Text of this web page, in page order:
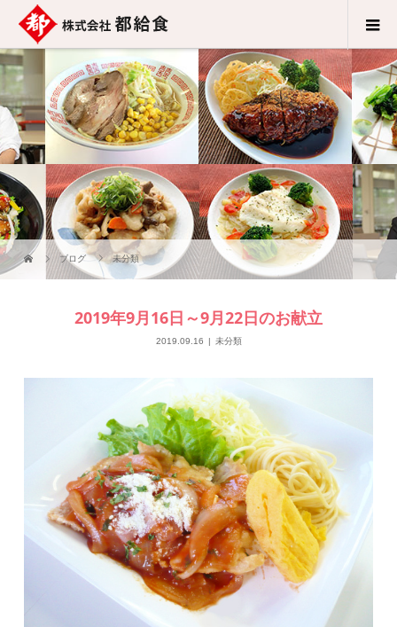
ブログ 未分類
2019年9月16日～9月22日のお献立
2019.09.16 未分類